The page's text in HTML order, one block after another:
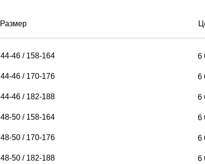
Размер
44-46 / 158-164 6
44-46 / 170-176 6
44-46 / 182-188 6
48-50 / 158-164 6
48-50 / 170-176 6
48-50 / 182-188 6